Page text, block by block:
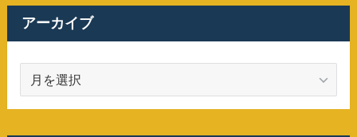
アーカイブ
カ